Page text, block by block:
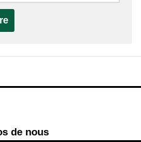
de nous